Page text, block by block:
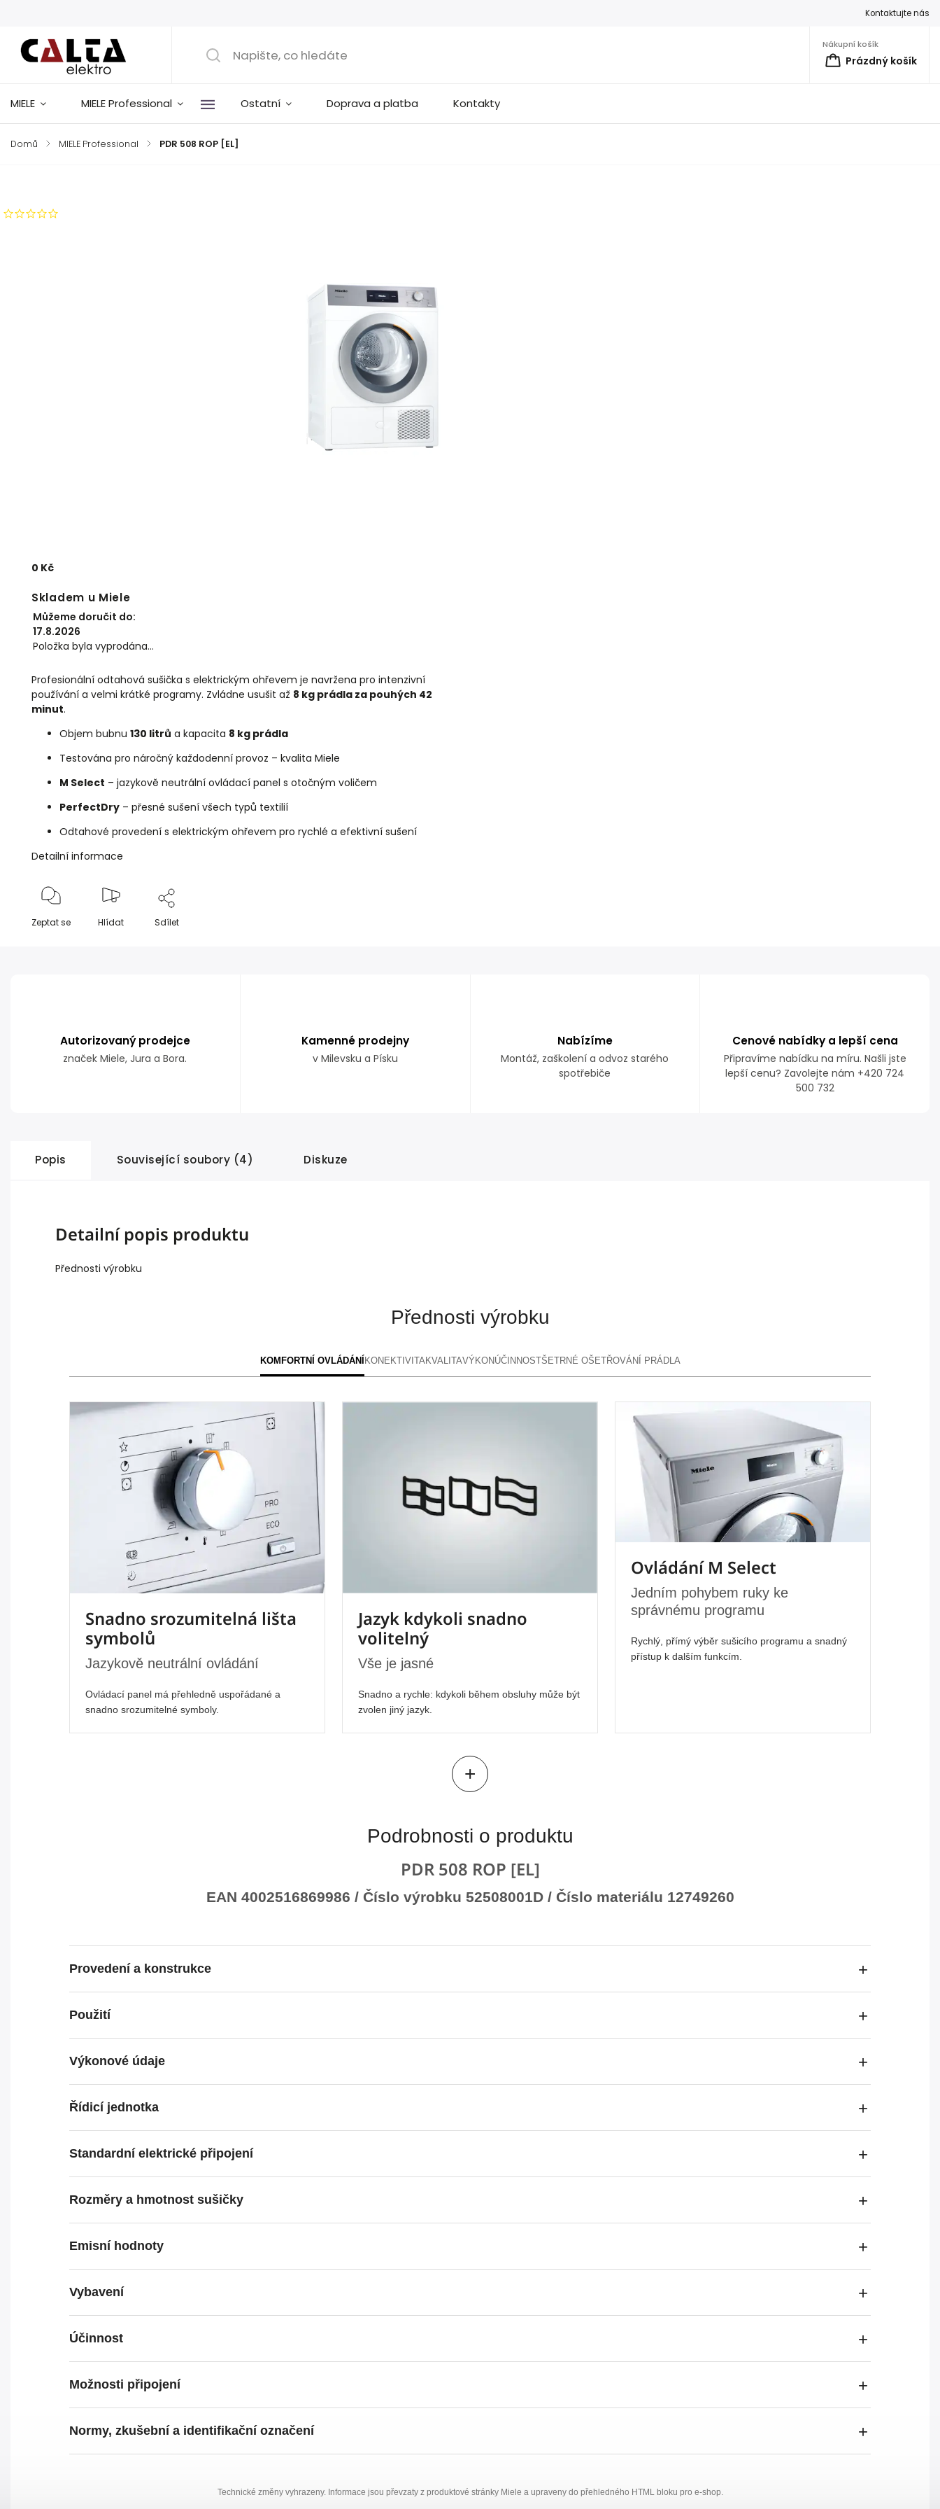
Kontaktujte nás
Nákupní košík
Prázdný košík
MIELE MIELE Professional Ostatní Doprava a platba Kontakty
Domů / MIELE Professional / PDR 508 ROP [EL]
0 Kč
Skladem u Miele
Můžeme doručit do:
17.8.2026
Položka byla vyprodána…
Profesionální odtahová sušička s elektrickým ohřevem je navržena pro intenzivní
používání a velmi krátké programy. Zvládne usušit až 8 kg prádla za pouhých 42
minut.
Objem bubnu130 litrů a kapacita 8 kg prádla
Testována pro náročný každodenní provoz – kvalita Miele
M Select – jazykově neutrální ovládací panel s otočným voličem
PerfectDry – přesné sušení všech typů textilií
Odtahové provedení s elektrickým ohřevem pro rychlé a efektivní sušení
Detailní informace
Zeptat se Hlídat Sdílet
Autorizovaný prodejce
značek Miele, Jura a Bora.
Kamenné prodejny
v Milevsku a Písku
Nabízíme
Montáž, zaškolení a odvoz starého
spotřebiče
Cenové nabídky a lepší cena
Připravíme nabídku na míru. Našli jste
lepší cenu? Zavolejte nám +420 724
500 732
Popis Související soubory (4) Diskuze
Detailní popis produktu
Přednosti výrobku
Přednosti výrobku
KOMFORTNÍ OVLÁDÁNÍ KONEKTIVITAKVALITAVÝKONÚČINNOSTŠETRNÉ OŠETŘOVÁNÍ PRÁDLA
Snadno srozumitelná lišta
symbolů
Jazykově neutrální ovládání
Ovládací panel má přehledně uspořádané a
snadno srozumitelné symboly.
Jazyk kdykoli snadno
volitelný
Vše je jasné
Snadno a rychle: kdykoli během obsluhy může být
zvolen jiný jazyk.
Ovládání M Select
Jedním pohybem ruky ke
správnému programu
Rychlý, přímý výběr sušicího programu a snadný
přístup k dalším funkcím.
+
Podrobnosti o produktu
PDR 508 ROP [EL]
EAN 4002516869986 / Číslo výrobku 52508001D / Číslo materiálu 12749260
Provedení a konstrukce
Použití
Výkonové údaje
Řídicí jednotka
Standardní elektrické připojení
Rozměry a hmotnost sušičky
Emisní hodnoty
Vybavení
Účinnost
Možnosti připojení
Normy, zkušební a identifikační označení
Technické změny vyhrazeny. Informace jsou převzaty z produktové stránky Miele a upraveny do přehledného HTML bloku pro e-shop.